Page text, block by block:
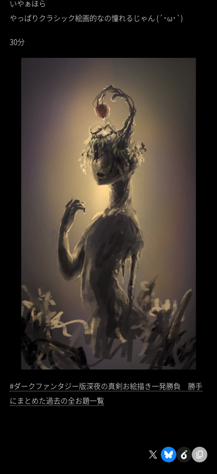
いやぁほら
やっぱりクラシック絵画的なの憧れるじゃん (´･ω･`)
30分
#ダークファンタジー版深夜の真剣お絵描き一発勝負 勝手
にまとめた過去の全お題一覧